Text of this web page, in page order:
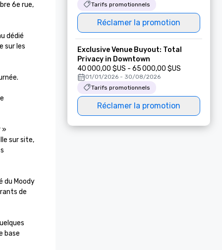
6e rue,
dédié
sur les
»
sur site,
du Moody
de
base
Tarifs promotionnels
Réclamer la promotion
Exclusive Venue Buyout: Total
Privacy in Downtown
40 000,00 $US - 65 000,00 $US
01/01/2026 - 30/08/2026
Tarifs promotionnels
Réclamer la promotion